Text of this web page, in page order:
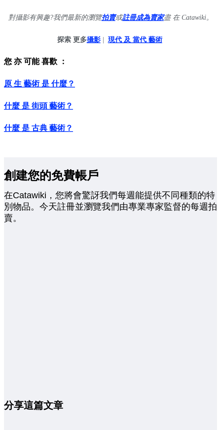
對攝影有興趣?我們最新的瀏覽拍賣或註冊成為賣家盡 在 Catawiki。
探索 更多攝影| 現代 及 當代 藝術
您 亦 可能 喜歡 ：
原 生 藝術 是 什麼？
什麼 是 街頭 藝術？
什麼 是 古典 藝術？
創建您的免費帳戶
在Catawiki，您將會驚訝我們每週能提供不同種類的特
別物品。今天註冊並瀏覽我們由專業專家監督的每週拍
賣。
分享這篇文章